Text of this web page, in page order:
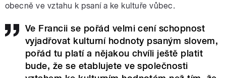
obecně ve vztahu k psaní a ke kultuře vůbec.
Ve Francii se pořád velmi cení schopnost
vyjadřovat kulturní hodnoty psaným slovem,
pořád tu platí a nějakou chvíli ještě platit
bude, že se etablujete ve společnosti